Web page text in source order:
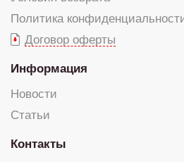
Политика
Договор оферты
Информация
Новости
Статьи
Контакты